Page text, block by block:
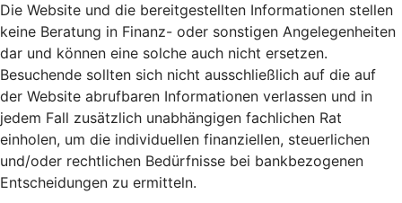
Die Website und die bereitgestellten Informationen stellen
keine Beratung in Finanz- oder sonstigen Angelegenheiten
dar und können eine solche auch nicht ersetzen.
Besuchende sollten sich nicht ausschließlich auf die auf
der Website abrufbaren Informationen verlassen und in
jedem Fall zusätzlich unabhängigen fachlichen Rat
einholen, um die individuellen finanziellen, steuerlichen
und/oder rechtlichen Bedürfnisse bei bankbezogenen
Entscheidungen zu ermitteln.